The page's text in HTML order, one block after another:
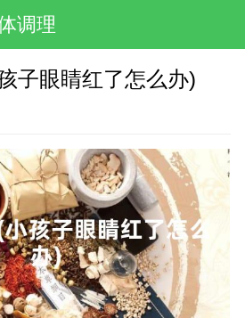
调理
子眼睛红了怎么办)